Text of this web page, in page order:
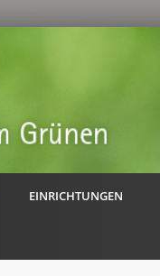
EINRICHTUNGEN